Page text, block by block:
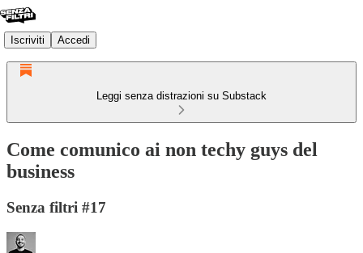
Iscriviti Accedi
Leggi senza distrazioni su Substack
Come comunico ai non techy guys del
business
Senza filtri #17